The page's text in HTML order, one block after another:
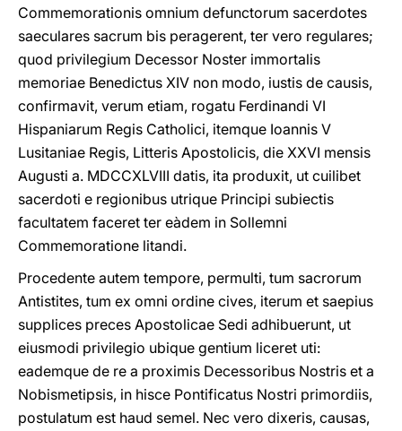
Commemorationis omnium defunctorum sacerdotes
saeculares sacrum bis peragerent, ter vero regulares;
quod privilegium Decessor Noster immortalis
memoriae Benedictus XIV non modo, iustis de causis,
confirmavit, verum etiam, rogatu Ferdinandi VI
Hispaniarum Regis Catholici, itemque Ioannis V
Lusitaniae Regis, Litteris Apostolicis, die XXVI mensis
Augusti a. MDCCXLVIII datis, ita produxit, ut cuilibet
sacerdoti e regionibus utrique Principi subiectis
facultatem faceret ter eàdem in Sollemni
Commemoratione litandi.
Procedente autem tempore, permulti, tum sacrorum
Antistites, tum ex omni ordine cives, iterum et saepius
supplices preces Apostolicae Sedi adhibuerunt, ut
eiusmodi privilegio ubique gentium liceret uti:
eademque de re a proximis Decessoribus Nostris et a
Nobismetipsis, in hisce Pontificatus Nostri primordiis,
postulatum est haud semel. Nec vero dixeris, causas,